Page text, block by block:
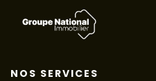
NOS SERVICES